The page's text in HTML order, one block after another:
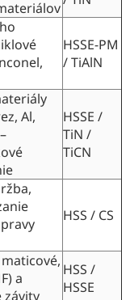
HSSE-PM
/ TiAlN
Al,
HSSE /
TiN /
TiCN
HSS / CS
a
závity
HSS /
HSSE